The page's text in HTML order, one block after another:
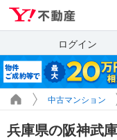
ログイン
中古マンション
兵庫県の阪神武